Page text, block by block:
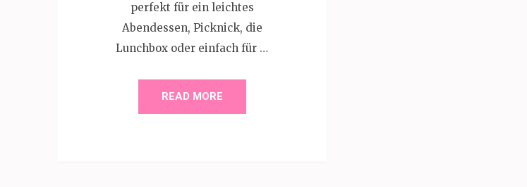
perfekt für ein leichtes
Abendessen, Picknick, die
Lunchbox oder einfach für …
READ MORE